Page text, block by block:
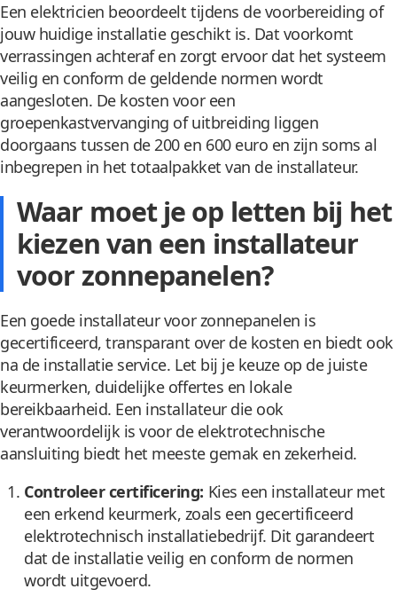
Een elektricien beoordeelt tijdens de voorbereiding of
jouw huidige installatie geschikt is. Dat voorkomt
verrassingen achteraf en zorgt ervoor dat het systeem
veilig en conform de geldende normen wordt
aangesloten. De kosten voor een
groepenkastvervanging of uitbreiding liggen
doorgaans tussen de 200 en 600 euro en zijn soms al
inbegrepen in het totaalpakket van de installateur.
Waar moet je op letten bij het
kiezen van een installateur
voor zonnepanelen?
Een goede installateur voor zonnepanelen is
gecertificeerd, transparant over de kosten en biedt ook
na de installatie service. Let bij je keuze op de juiste
keurmerken, duidelijke offertes en lokale
bereikbaarheid. Een installateur die ook
verantwoordelijk is voor de elektrotechnische
aansluiting biedt het meeste gemak en zekerheid.
Controleer certificering: Kies een installateur met
een erkend keurmerk, zoals een gecertificeerd
elektrotechnisch installatiebedrijf. Dit garandeert
dat de installatie veilig en conform de normen
wordt uitgevoerd.